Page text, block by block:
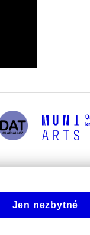
Jen nezbytné